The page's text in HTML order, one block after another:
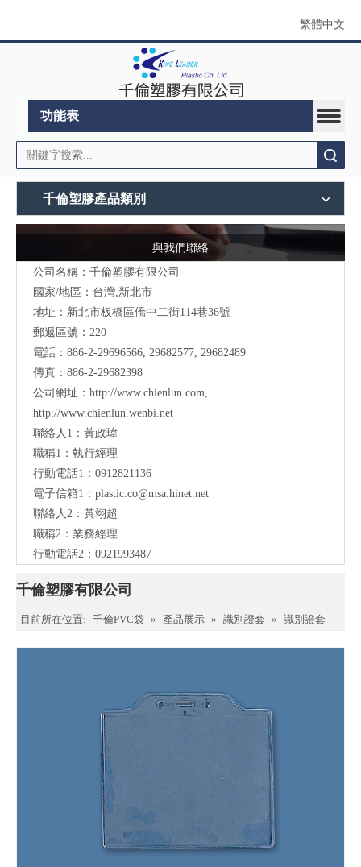
繁體中文
功能表
千倫塑膠產品類別
與我們聯絡
公司名稱：千倫塑膠有限公司
國家/地區：台灣,新北市
地址：新北市板橋區僑中二街114巷36號
郵遞區號：220
電話： 886-2-29696566 , 29682577, 29682489
傳真：886-2-29682398
公司網址： http://www.chienlun.com
http://www.chienlun.wenbi.net
聯絡人1：黃政瑋
職稱1：執行經理
行動電話1：0912821136
電子信箱1： plastic.co@msa.hinet.net
聯絡人2：黃翊超
職稱2：業務經理
行動電話2：0921993487
千倫塑膠有限公司
目前所在位置: 千倫PVC袋 » 產品展示 » 識別證套 » 識別證套